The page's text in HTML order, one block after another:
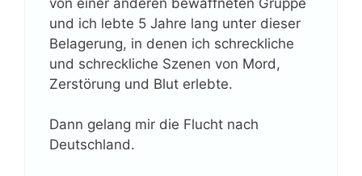
und ich lebte 5 Jahre lang unter dieser
Belagerung, in denen ich schreckliche
und schreckliche Szenen von Mord,
Zerstörung und Blut erlebte.
Dann gelang mir die Flucht nach
Deutschland.